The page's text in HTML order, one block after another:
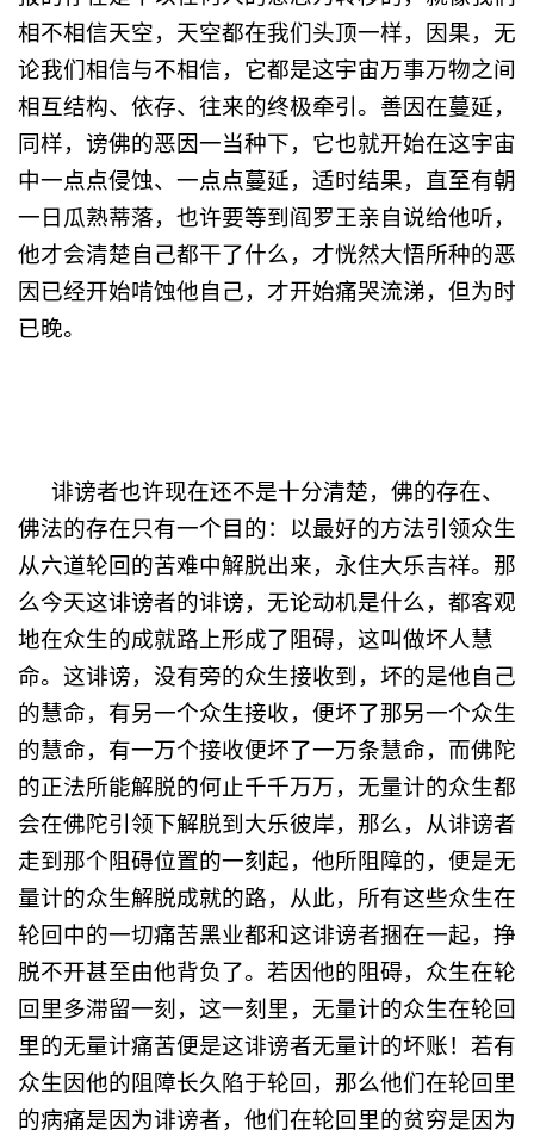
相不相信天空，天空都在我们头顶一样，因果，无
论我们相信与不相信，它都是这宇宙万事万物之间
相互结构、依存、往来的终极牵引。善因在蔓延，
同样，谤佛的恶因一当种下，它也就开始在这宇宙
中一点点侵蚀、一点点蔓延，适时结果，直至有朝
一日瓜熟蒂落，也许要等到阎罗王亲自说给他听，
他才会清楚自己都干了什么，才恍然大悟所种的恶
因已经开始啃蚀他自己，才开始痛哭流涕，但为时
已晚。
诽谤者也许现在还不是十分清楚，佛的存在、
佛法的存在只有一个目的：以最好的方法引领众生
从六道轮回的苦难中解脱出来，永住大乐吉祥。那
么今天这诽谤者的诽谤，无论动机是什么，都客观
地在众生的成就路上形成了阻碍，这叫做坏人慧
命。这诽谤，没有旁的众生接收到，坏的是他自己
的慧命，有另一个众生接收，便坏了那另一个众生
的慧命，有一万个接收便坏了一万条慧命，而佛陀
的正法所能解脱的何止千千万万，无量计的众生都
会在佛陀引领下解脱到大乐彼岸，那么，从诽谤者
走到那个阻碍位置的一刻起，他所阻障的，便是无
量计的众生解脱成就的路，从此，所有这些众生在
轮回中的一切痛苦黑业都和这诽谤者捆在一起，挣
脱不开甚至由他背负了。若因他的阻碍，众生在轮
回里多滞留一刻，这一刻里，无量计的众生在轮回
里的无量计痛苦便是这诽谤者无量计的坏账！若有
众生因他的阻障长久陷于轮回，那么他们在轮回里
的病痛是因为诽谤者，他们在轮回里的贫穷是因为